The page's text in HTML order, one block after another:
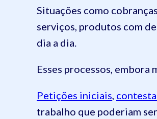
Situações como
serviços, produtos com
dia a dia.
Esses processos, embora
Petições iniciais
trabalho que poderiam